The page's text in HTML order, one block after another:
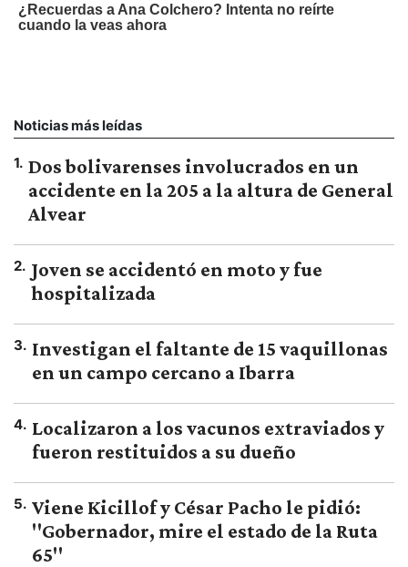
Noticias más leídas
1. Dos bolivarenses involucrados en un
accidente en la 205 a la altura de General
Alvear
2. Joven se accidentó en moto y fue
hospitalizada
3. Investigan el faltante de 15 vaquillonas
en un campo cercano a Ibarra
4. Localizaron a los vacunos extraviados y
fueron restituidos a su dueño
5. Viene Kicillof y César Pacho le pidió:
"Gobernador, mire el estado de la Ruta
65"